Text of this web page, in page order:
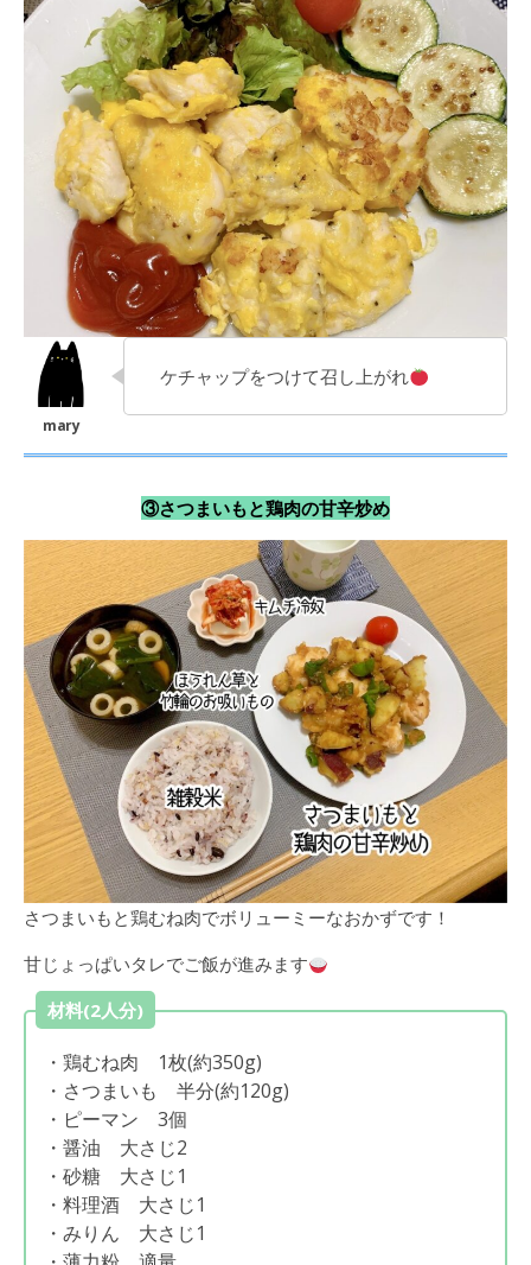
ケチャップをつけて召し上がれ
③さつまいもと鶏肉の甘辛炒め
さつまいもと鶏むね肉でボリューミーなおかずです！
甘じょっぱいタレでご飯が進みます
材料(2人分)
・鶏むね肉 1枚(約350g)
・さつまいも 半分(約120g)
・ピーマン 3個
・醤油 大さじ2
・砂糖 大さじ1
・料理酒 大さじ1
・みりん 大さじ1